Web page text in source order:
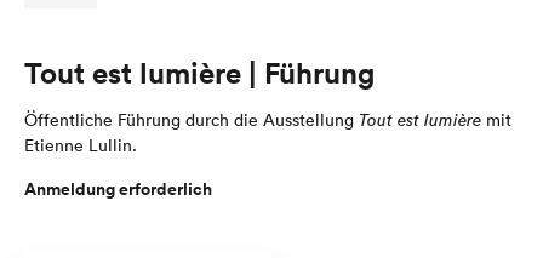
Tout est lumière | Führung
Öffentliche Führung durch die Ausstellung Tout est lumière mit
Etienne Lullin.
Anmeldung erforderlich